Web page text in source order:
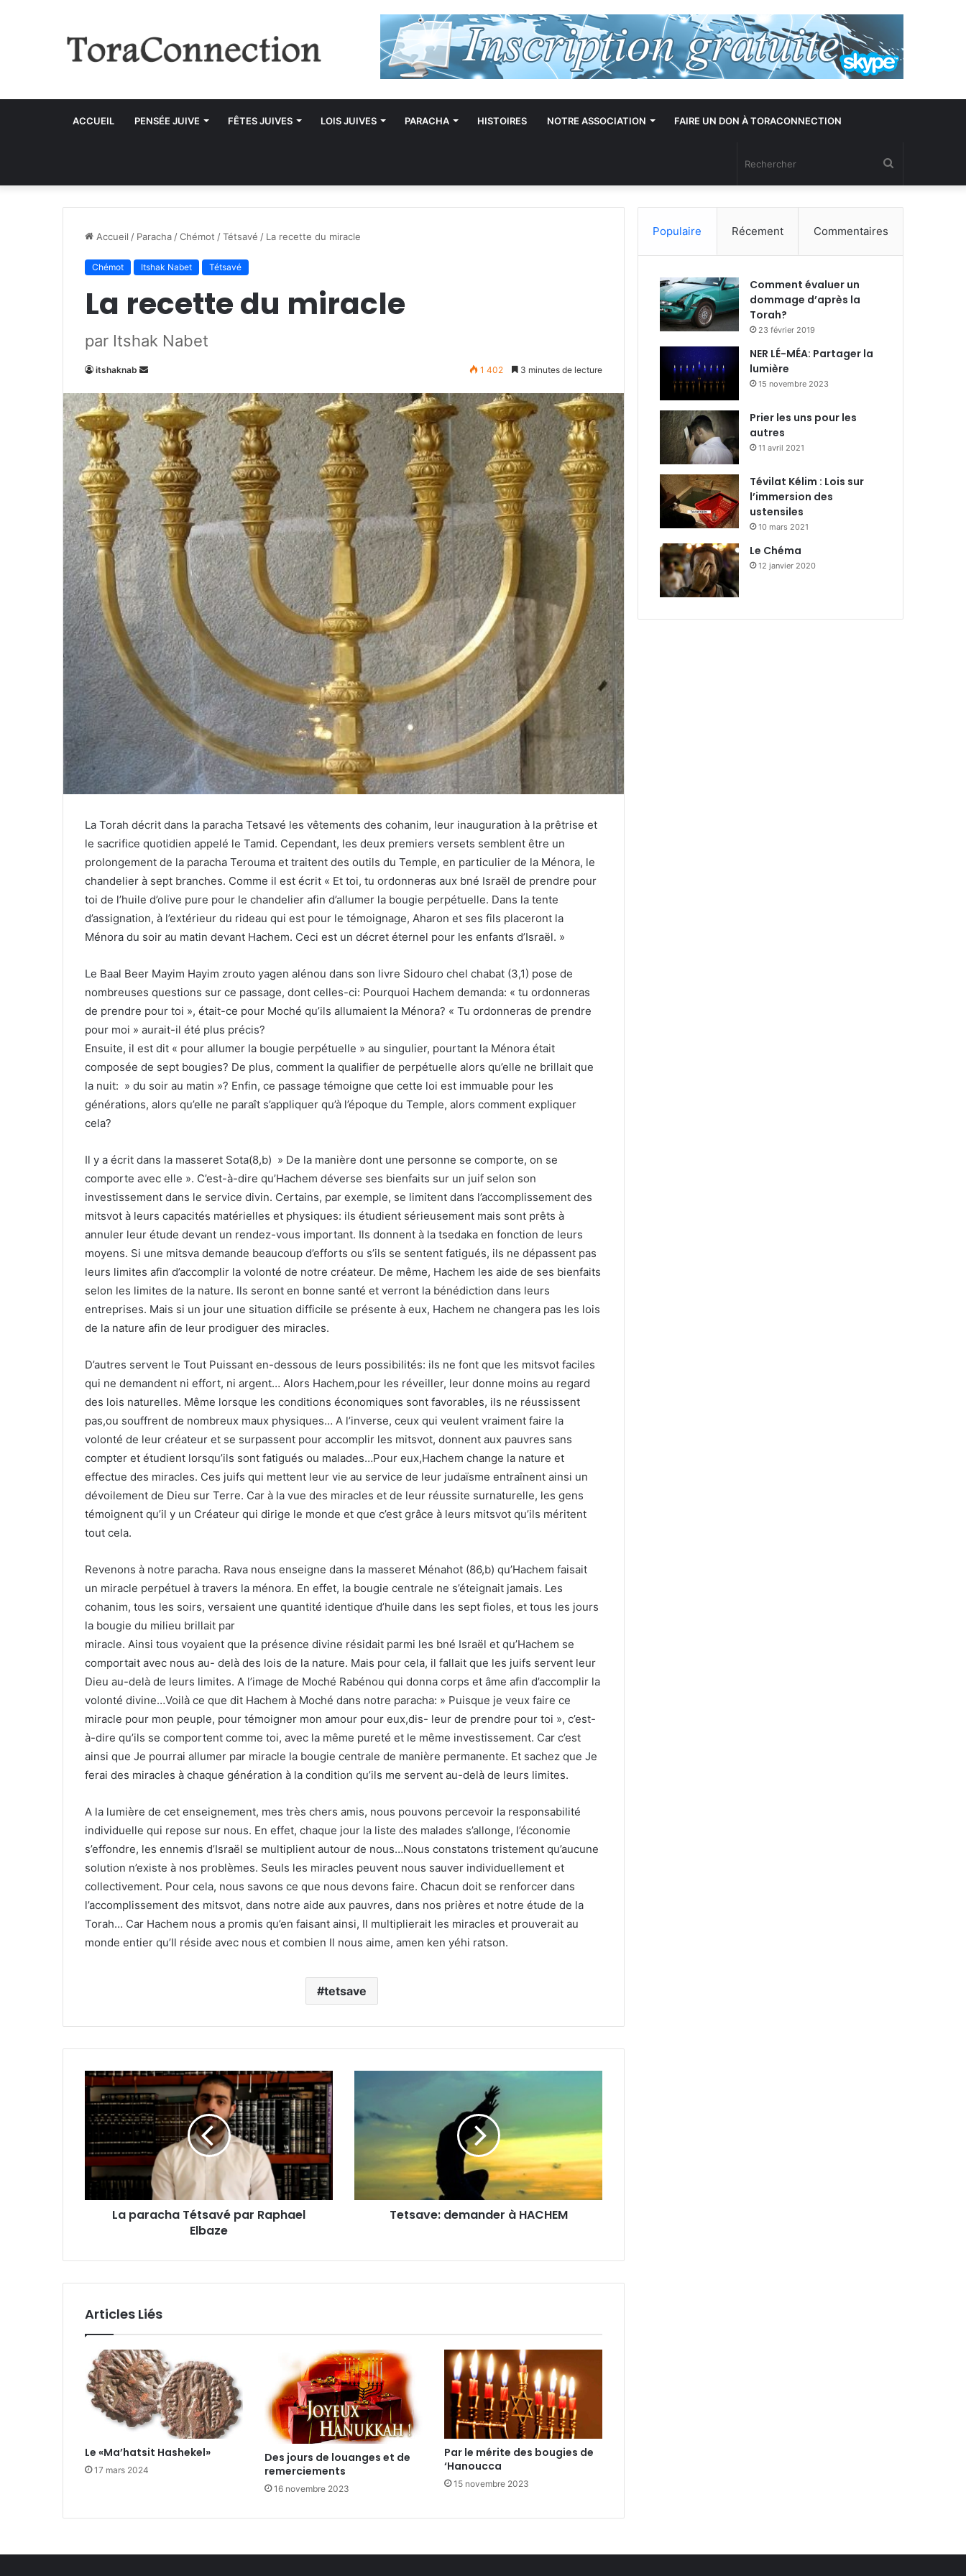
ACCUEIL PENSÉE JUIVE FÊTES JUIVES LOIS JUIVES PARACHA HISTOIRES NOTRE ASSOCIATION FAIRE UN DON À TORACONNECTION
Accueil / Paracha /Chémot /Tétsavé / La recette du miracle
Chémot Itshak Nabet Tétsavé
La recette du miracle
par Itshak Nabet
itshaknab
Envoyer
courriel
1 402 3 minutes de lecture
La Torah décrit dans la paracha Tetsavé les vêtements des cohanim, leur inauguration à la prêtrise et
le sacrifice quotidien appelé le Tamid. Cependant, les deux premiers versets semblent être un
prolongement de la paracha Terouma et traitent des outils du Temple, en particulier de la Ménora, le
chandelier à sept branches. Comme il est écrit « Et toi, tu ordonneras aux bné Israël de prendre pour
toi de l’huile d’olive pure pour le chandelier afin d’allumer la bougie perpétuelle. Dans la tente
d’assignation, à l’extérieur du rideau qui est pour le témoignage, Aharon et ses fils placeront la
Ménora du soir au matin devant Hachem. Ceci est un décret éternel pour les enfants d’Israël. »
Le Baal Beer Mayim Hayim zrouto yagen alénou dans son livre Sidouro chel chabat (3,1) pose de
nombreuses questions sur ce passage, dont celles-ci: Pourquoi Hachem demanda: « tu ordonneras
de prendre pour toi », était-ce pour Moché qu’ils allumaient la Ménora? « Tu ordonneras de prendre
pour moi » aurait-il été plus précis?
Ensuite, il est dit « pour allumer la bougie perpétuelle » au singulier, pourtant la Ménora était
composée de sept bougies? De plus, comment la qualifier de perpétuelle alors qu’elle ne brillait que
la nuit: » du soir au matin »? Enfin, ce passage témoigne que cette loi est immuable pour les
générations, alors qu’elle ne paraît s’appliquer qu’à l’époque du Temple, alors comment expliquer
cela?
Il y a écrit dans la masseret Sota(8,b) » De la manière dont une personne se comporte, on se
comporte avec elle ». C’est-à-dire qu’Hachem déverse ses bienfaits sur un juif selon son
investissement dans le service divin. Certains, par exemple, se limitent dans l’accomplissement des
mitsvot à leurs capacités matérielles et physiques: ils étudient sérieusement mais sont prêts à
annuler leur étude devant un rendez-vous important. Ils donnent à la tsedaka en fonction de leurs
moyens. Si une mitsva demande beaucoup d’efforts ou s’ils se sentent fatigués, ils ne dépassent pas
leurs limites afin d’accomplir la volonté de notre créateur. De même, Hachem les aide de ses bienfaits
selon les limites de la nature. Ils seront en bonne santé et verront la bénédiction dans leurs
entreprises. Mais si un jour une situation difficile se présente à eux, Hachem ne changera pas les lois
de la nature afin de leur prodiguer des miracles.
D’autres servent le Tout Puissant en-dessous de leurs possibilités: ils ne font que les mitsvot faciles
qui ne demandent ni effort, ni argent… Alors Hachem,pour les réveiller, leur donne moins au regard
des lois naturelles. Même lorsque les conditions économiques sont favorables, ils ne réussissent
pas,ou souffrent de nombreux maux physiques… A l’inverse, ceux qui veulent vraiment faire la
volonté de leur créateur et se surpassent pour accomplir les mitsvot, donnent aux pauvres sans
compter et étudient lorsqu’ils sont fatigués ou malades…Pour eux,Hachem change la nature et
effectue des miracles. Ces juifs qui mettent leur vie au service de leur judaïsme entraînent ainsi un
dévoilement de Dieu sur Terre. Car à la vue des miracles et de leur réussite surnaturelle, les gens
témoignent qu’il y un Créateur qui dirige le monde et que c’est grâce à leurs mitsvot qu’ils méritent
tout cela.
Revenons à notre paracha. Rava nous enseigne dans la masseret Ménahot (86,b) qu’Hachem faisait
un miracle perpétuel à travers la ménora. En effet, la bougie centrale ne s’éteignait jamais. Les
cohanim, tous les soirs, versaient une quantité identique d’huile dans les sept fioles, et tous les jours
la bougie du milieu brillait par
miracle. Ainsi tous voyaient que la présence divine résidait parmi les bné Israël et qu’Hachem se
comportait avec nous au- delà des lois de la nature. Mais pour cela, il fallait que les juifs servent leur
Dieu au-delà de leurs limites. A l’image de Moché Rabénou qui donna corps et âme afin d’accomplir la
volonté divine…Voilà ce que dit Hachem à Moché dans notre paracha: » Puisque je veux faire ce
miracle pour mon peuple, pour témoigner mon amour pour eux,dis- leur de prendre pour toi », c’est-
à-dire qu’ils se comportent comme toi, avec la même pureté et le même investissement. Car c’est
ainsi que Je pourrai allumer par miracle la bougie centrale de manière permanente. Et sachez que Je
ferai des miracles à chaque génération à la condition qu’ils me servent au-delà de leurs limites.
A la lumière de cet enseignement, mes très chers amis, nous pouvons percevoir la responsabilité
individuelle qui repose sur nous. En effet, chaque jour la liste des malades s’allonge, l’économie
s’effondre, les ennemis d’Israël se multiplient autour de nous…Nous constatons tristement qu’aucune
solution n’existe à nos problèmes. Seuls les miracles peuvent nous sauver individuellement et
collectivement. Pour cela, nous savons ce que nous devons faire. Chacun doit se renforcer dans
l’accomplissement des mitsvot, dans notre aide aux pauvres, dans nos prières et notre étude de la
Torah… Car Hachem nous a promis qu’en faisant ainsi, Il multiplierait les miracles et prouverait au
monde entier qu’Il réside avec nous et combien Il nous aime, amen ken yéhi ratson.
tetsave
La paracha Tétsavé par Raphael
Elbaze
Tetsave: demander à HACHEM
Articles Liés
Le «Ma’hatsit Hashekel»
17 mars 2024
Des jours de louanges et de
remerciements
16 novembre 2023
Par le mérite des bougies de
‘Hanoucca
15 novembre 2023
Populaire Récement Commentaires
Comment évaluer un
dommage d’après la
Torah?
23 février 2019
NER LÉ-MÉA: Partager la
lumière
15 novembre 2023
Prier les uns pour les
autres
11 avril 2021
Tévilat Kélim : Lois sur
l’immersion des
ustensiles
10 mars 2021
Le Chéma
12 janvier 2020